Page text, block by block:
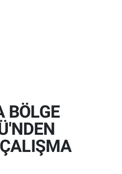
BÖLGE